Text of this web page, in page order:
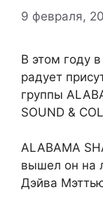
9 февраля,
В этом году
радует
группы
SOUND &
ALABAMA
вышел он на
Дэйва